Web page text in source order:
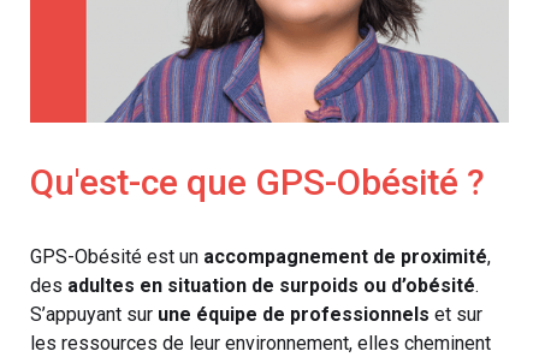
Qu'est-ce que GPS-Obésité ?
GPS-Obésité est un accompagnement de proximité,
des adultes en situation de surpoids ou d’obésité.
S’appuyant sur une équipe de professionnels et sur
les ressources de leur environnement, elles cheminent